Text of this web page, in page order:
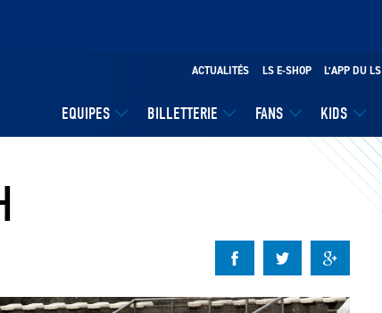
EQUIPES BILLETTERIE FANS KIDS
ACTUALITÉS LS E-SHOP L’APP DU LS